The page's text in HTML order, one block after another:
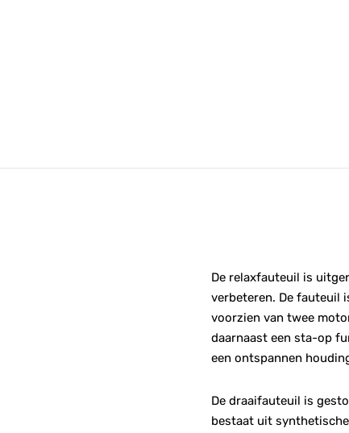
De relaxfauteuil is
verbeteren. De fauteuil
voorzien van twee
daarnaast een sta-op
een ontspannen
De draaifauteuil is
bestaat uit